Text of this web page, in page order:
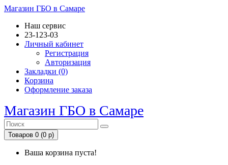
Магазин ГБО в Самаре
Наш сервис
23-123-03
Личный кабинет
Регистрация
Авторизация
Закладки (0)
Корзина
Оформление заказа
Магазин ГБО в Самаре
Товаров 0 (0 р)
Ваша корзина пуста!